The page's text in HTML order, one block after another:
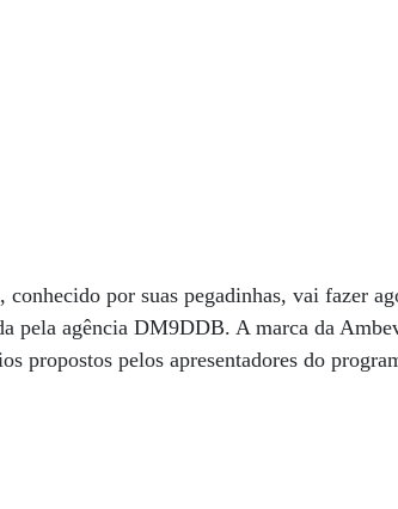
por suas pegadinhas, vai fazer
pela agência DM9DDB. A marca da
propostos pelos apresentadores do